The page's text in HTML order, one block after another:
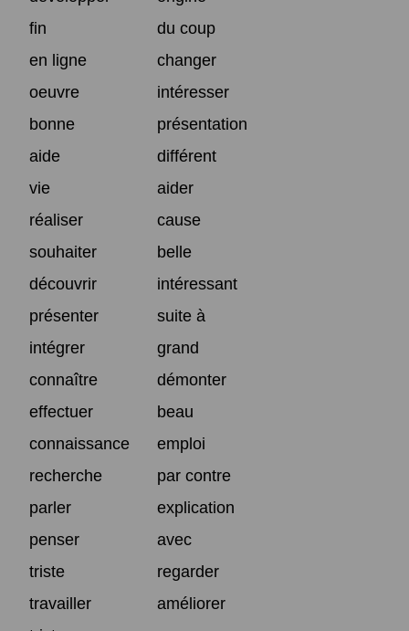
fin
du coup
en ligne
changer
oeuvre
intéresser
bonne
présentation
aide
différent
vie
aider
réaliser
cause
souhaiter
belle
découvrir
intéressant
présenter
suite à
intégrer
grand
connaître
démonter
effectuer
beau
connaissance
emploi
recherche
par contre
parler
explication
penser
avec
triste
regarder
travailler
améliorer